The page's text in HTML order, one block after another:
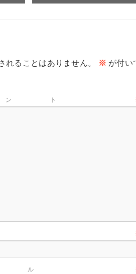
れることはありません。 ※ が付い
ント
前
ル